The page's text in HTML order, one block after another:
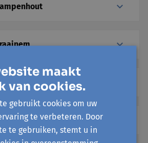
(Diegem)
maakt
van cookies.
gebruikt cookies om uw
te verbeteren. Door
te gebruiken, stemt u in